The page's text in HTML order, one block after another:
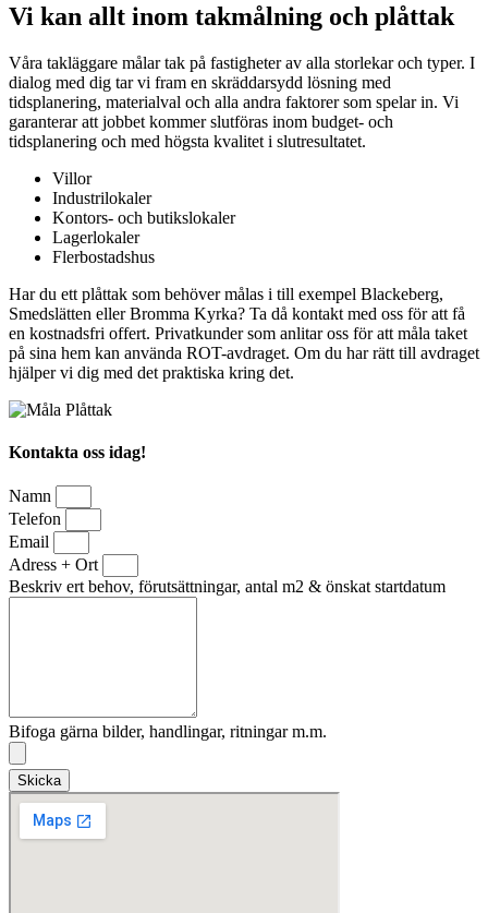
Vi kan allt inom takmålning och plåttak
Våra takläggare målar tak på fastigheter av alla storlekar och typer. I
dialog med dig tar vi fram en skräddarsydd lösning med
tidsplanering, materialval och alla andra faktorer som spelar in. Vi
garanterar att jobbet kommer slutföras inom budget- och
tidsplanering och med högsta kvalitet i slutresultatet.
Villor
Industrilokaler
Kontors- och butikslokaler
Lagerlokaler
Flerbostadshus
Har du ett plåttak som behöver målas i till exempel Blackeberg,
Smedslätten eller Bromma Kyrka? Ta då kontakt med oss för att få
en kostnadsfri offert. Privatkunder som anlitar oss för att måla taket
på sina hem kan använda ROT-avdraget. Om du har rätt till avdraget
hjälper vi dig med det praktiska kring det.
Kontakta oss idag!
Namn
Telefon
Email
Adress + Ort
Beskriv ert behov, förutsättningar, antal m2 & önskat startdatum
Bifoga gärna bilder, handlingar, ritningar m.m.
Skicka